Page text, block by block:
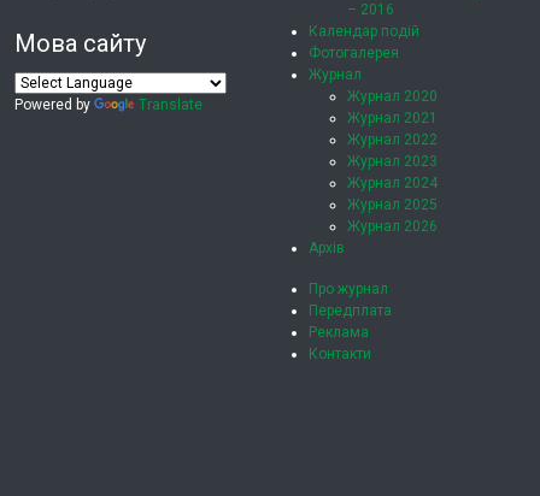
Мова сайту
Powered by Translate
– 2016
Календар подій
Фотогалерея
Журнал
Журнал 2020
Журнал 2021
Журнал 2022
Журнал 2023
Журнал 2024
Журнал 2025
Журнал 2026
Архів
Про журнал
Передплата
Реклама
Контакти